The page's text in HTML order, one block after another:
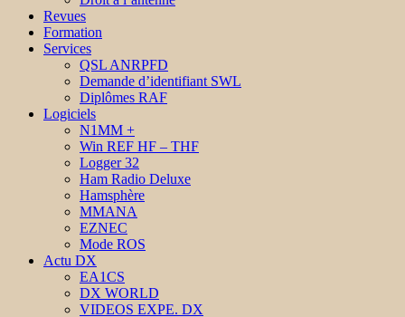
Revues
Formation
Services
QSL ANRPFD
Demande d’identifiant SWL
Diplômes RAF
Logiciels
N1MM +
Win REF HF – THF
Logger 32
Ham Radio Deluxe
Hamsphère
MMANA
EZNEC
Mode ROS
Actu DX
EA1CS
DX WORLD
VIDEOS EXPE. DX